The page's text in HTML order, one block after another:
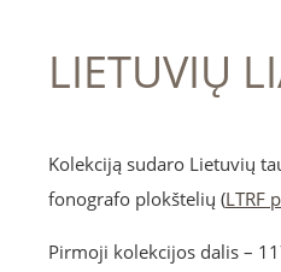
LIETUVIŲ
Kolekciją sudaro Lietuvių
fonografo plokštelių (LTRF
Pirmoji kolekcijos dalis –